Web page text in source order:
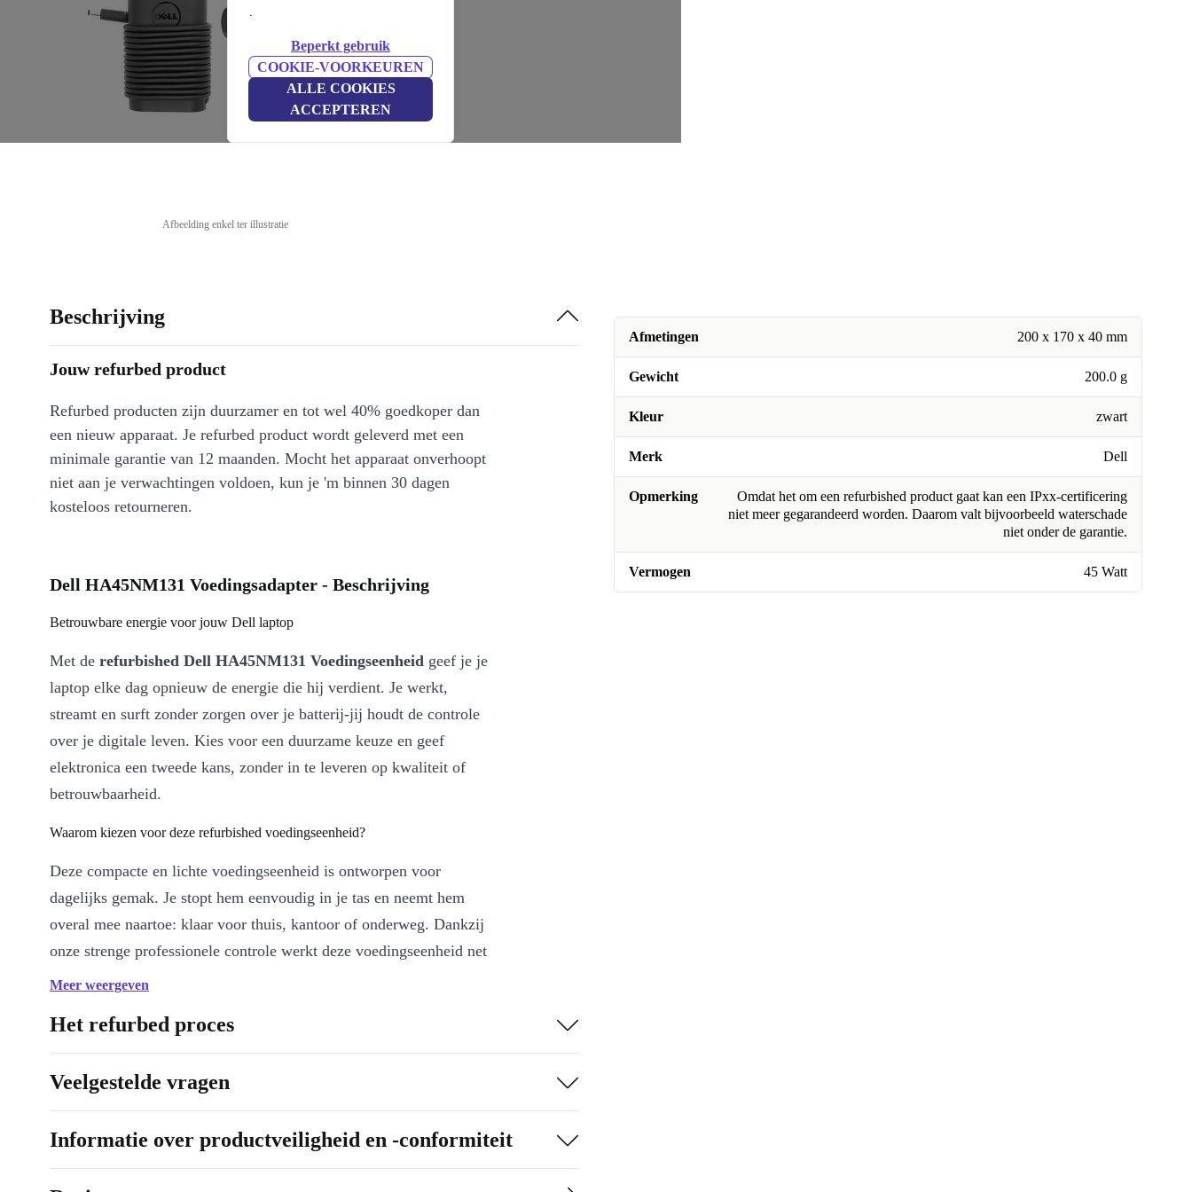
.
Beperkt gebruik
COOKIE-VOORKEUREN
ALLE COOKIES
ACCEPTEREN
Afbeelding enkel ter illustratie
Afmetingen 200 x 170 x 40 mm
Gewicht 200.0 g
Kleur zwart
Merk Dell
Opmerking
Omdat het om een refurbished product gaat kan een IPxx-certificering
niet meer gegarandeerd worden. Daarom valt bijvoorbeeld waterschade
niet onder de garantie.
Vermogen 45 Watt
Beschrijving
Jouw refurbed product
Refurbed producten zijn duurzamer en tot wel 40% goedkoper dan
een nieuw apparaat. Je refurbed product wordt geleverd met een
minimale garantie van 12 maanden. Mocht het apparaat onverhoopt
niet aan je verwachtingen voldoen, kun je 'm binnen 30 dagen
kosteloos retourneren.
Dell HA45NM131 Voedingsadapter - Beschrijving
Betrouwbare energie voor jouw Dell laptop
Met de refurbished Dell HA45NM131 Voedingseenheid geef je je
laptop elke dag opnieuw de energie die hij verdient. Je werkt,
streamt en surft zonder zorgen over je batterij-jij houdt de controle
over je digitale leven. Kies voor een duurzame keuze en geef
elektronica een tweede kans, zonder in te leveren op kwaliteit of
betrouwbaarheid.
Waarom kiezen voor deze refurbished voedingseenheid?
Deze compacte en lichte voedingseenheid is ontworpen voor
dagelijks gemak. Je stopt hem eenvoudig in je tas en neemt hem
overal mee naartoe: klaar voor thuis, kantoor of onderweg. Dankzij
onze strenge professionele controle werkt deze voedingseenheid net
zo betrouwbaar als je gewend bent van Dell.
VOORDELEN OP EEN RIJ:
Betrouwbare stroomvoorziening voor jouw Dell laptop
Refurbished: een milieubewuste keuze die bijdraagt aan minder e-afval 🌱
Meer weergeven
Het refurbed proces
Veelgestelde vragen
Informatie over productveiligheid en -conformiteit